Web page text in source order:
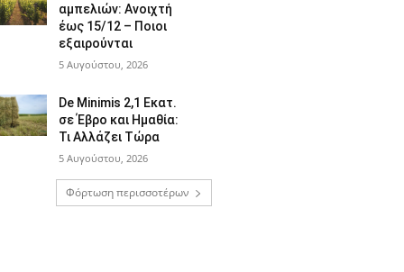
αμπελιών: Ανοιχτή
έως 15/12 – Ποιοι
εξαιρούνται
5 Αυγούστου, 2026
De Minimis 2,1 Εκατ.
σε Έβρο και Ημαθία:
Τι Αλλάζει Τώρα
5 Αυγούστου, 2026
Φόρτωση περισσοτέρων